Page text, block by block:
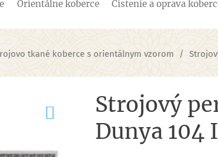
Orientálne koberce Čistenie a oprava
tkané koberce s orientálnym vzorom
Strojový
Dunya 104